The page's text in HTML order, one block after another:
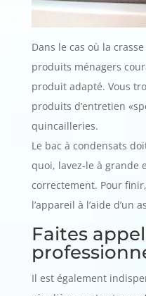
Dans le cas où la
produits ménagers
produit adapté. Vous
produits d’entretien
quincailleries.
Le bac à condensats
quoi, lavez-le à grande
correctement. Pour
l’appareil à l’aide d’un
Faites
Il est également